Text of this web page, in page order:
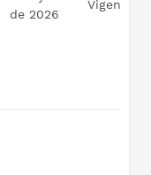
de 2026
Vigente